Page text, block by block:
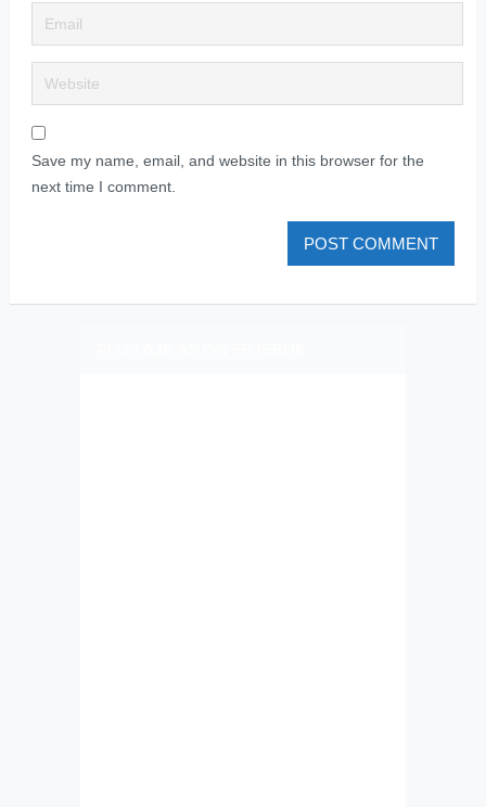
Save my name, email, and website in this browser for the
next time I comment.